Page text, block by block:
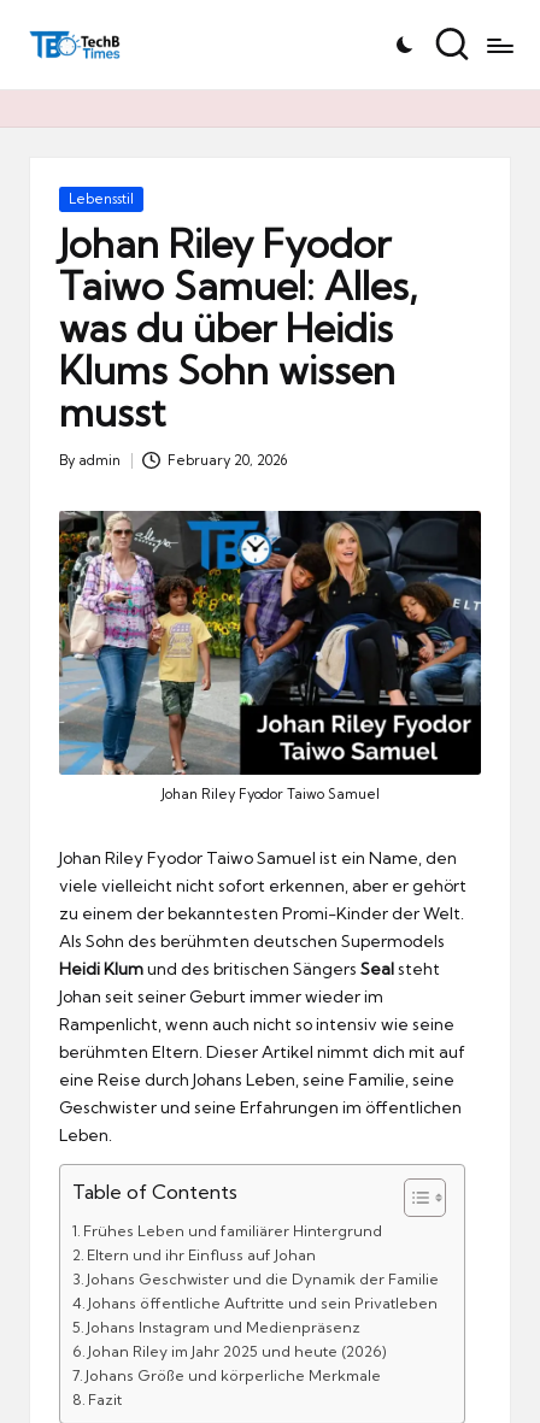
T
h
Posted
Lebensstil
Johan Riley Fyodor
Taiwo Samuel: Alles,
was du über Heidis
Klums Sohn wissen
musst
Posted
By admin February 20, 2026
Johan Riley Fyodor Taiwo Samuel
Johan Riley Fyodor Taiwo Samuel ist ein Name, den
viele vielleicht nicht sofort erkennen, aber er gehört
zu einem der bekanntesten Promi-Kinder der Welt.
Als Sohn des berühmten deutschen Supermodels
Heidi Klumund des britischen Sängers Sealsteht
Johan seit seiner Geburt immer wieder im
Rampenlicht, wenn auch nicht so intensiv wie seine
berühmten Eltern. Dieser Artikel nimmt dich mit auf
eine Reise durch Johans Leben, seine Familie, seine
Geschwister und seine Erfahrungen im öffentlichen
Leben.
Table of Contents
Frühes Leben und familiärer Hintergrund
Eltern und ihr Einfluss auf Johan
Johans Geschwister und die Dynamik der Familie
Johans öffentliche Auftritte und sein Privatleben
Johans Instagram und Medienpräsenz
Johan Riley im Jahr 2025 und heute (2026)
Johans Größe und körperliche Merkmale
Fazit